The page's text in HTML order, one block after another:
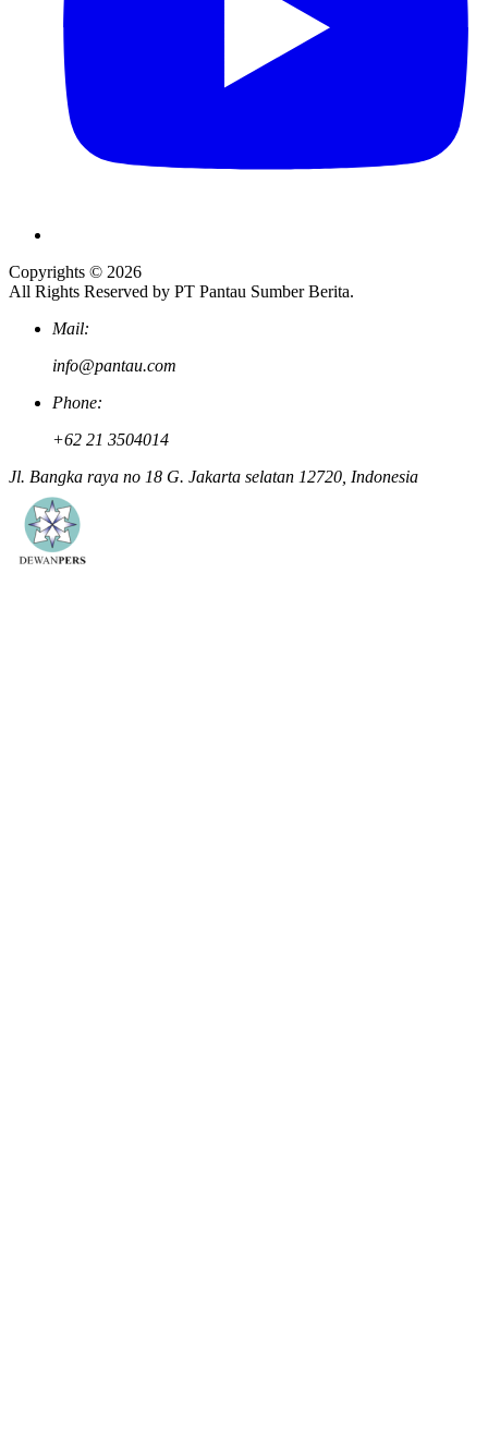
Copyrights © 2026
All Rights Reserved by PT Pantau Sumber Berita.
Mail:
info@pantau.com
Phone:
+62 21 3504014
Jl. Bangka raya no 18 G. Jakarta selatan 12720, Indonesia